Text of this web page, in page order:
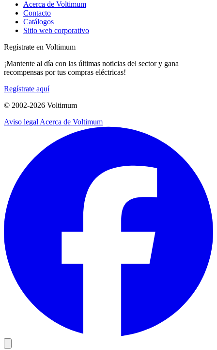
Acerca de Voltimum
Contacto
Catálogos
Sitio web corporativo
Regístrate en Voltimum
¡Mantente al día con las últimas noticias del sector y gana
recompensas por tus compras eléctricas!
Regístrate aquí
© 2002-2026 Voltimum
Aviso legal Acerca de Voltimum